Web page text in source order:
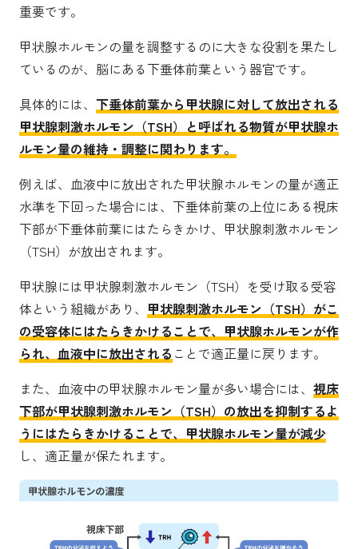
重要です。
甲状腺ホルモンの量を調整するのに大きな役割を果たし
ているのが、脳にある下垂体前葉という器官です。
具体的には、 下垂体前葉から甲状腺に対して放出される
甲状腺刺激ホルモン（TSH）と呼ばれる物質が甲状腺ホ
ルモン量の維持・調整に関わります。
例えば、血液中に放出された甲状腺ホルモンの量が適正
水準を下回った場合には、下垂体前葉の上位にある視床
下部が下垂体前葉にはたらきかけ、甲状腺刺激ホルモン
（TSH）が放出されます。
甲状腺には甲状腺刺激ホルモン（TSH）を受け取る受容
体という組織があり、 甲状腺刺激ホルモン（TSH）がこ
の受容体にはたらきかけることで、甲状腺ホルモンが作
られ、血液中に放出される ことで適正量に戻ります。
また、血液中の甲状腺ホルモン量が多い場合には、 視床
下部が甲状腺刺激ホルモン（TSH）の放出を抑制するよ
うにはたらきかけることで、甲状腺ホルモン量が減少
し、適正量が保たれます。